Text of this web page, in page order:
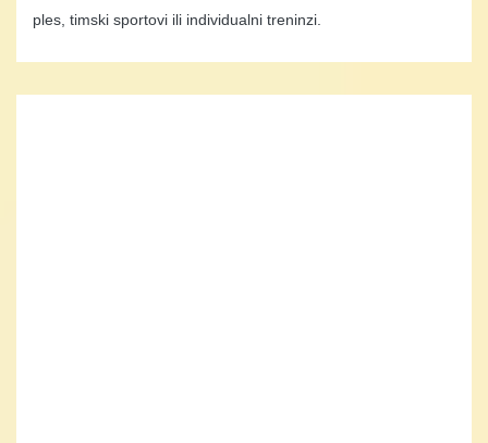
ples, timski sportovi ili individualni treninzi.